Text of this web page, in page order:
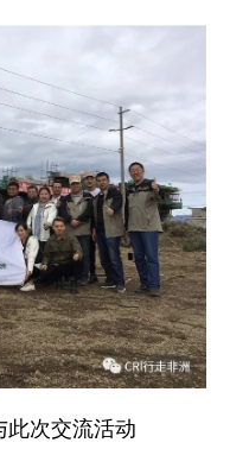
此次交流活动